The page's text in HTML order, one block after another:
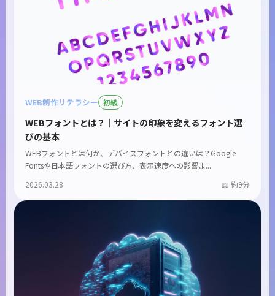
WEB制作リテラシー 初級
WEBフォントとは？｜サイトの印象を変えるフォント選
びの基本
WEBフォントとは何か、デバイスフォントとの違いは？Google
Fontsや日本語フォントの選び方、表示速度への影響ま...
2026.03.28
約9分